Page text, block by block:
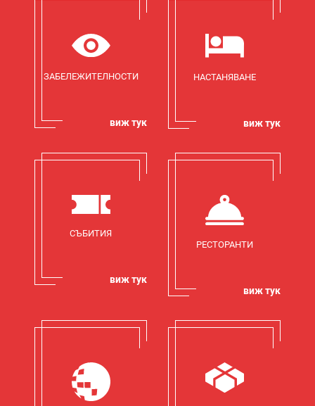
ЗАБЕЛЕЖИТЕЛНОСТИ
виж тук
НАСТАНЯВАНЕ
виж тук
СЪБИТИЯ
виж тук
РЕСТОРАНТИ
виж тук